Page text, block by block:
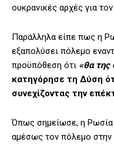
ουκρανικές αρχές για
Παράλληλα είπε πως η
εξαπολύσει πόλεμο
προϋπόθεση ότι «θα της
κατηγόρησε τη Δύση
συνεχίζοντας την
Όπως σημείωσε, η Ρωσία
αμέσως τον πόλεμο στην